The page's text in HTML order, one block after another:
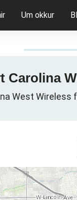
Um okkur
Carolina
West Wireless